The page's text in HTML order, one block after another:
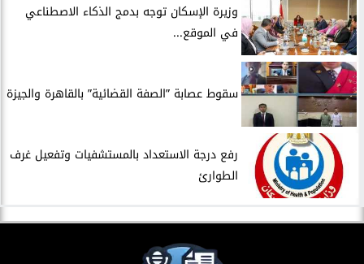
​وزيرة الإسكان توجه بدمج الذكاء الاصطناعي
في الموقع...
سقوط عصابة ”الصفة القضائية” بالقاهرة والجيزة
​رفع درجة الاستعداد بالمستشفيات وتفعيل غرف
الطوارئ